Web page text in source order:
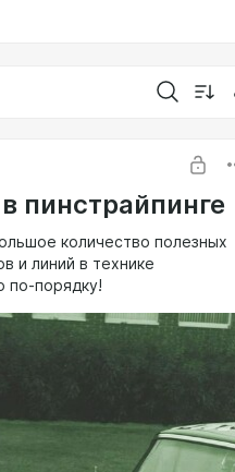
пинстрайпинге
количество полезных
и линий в технике
по-порядку!